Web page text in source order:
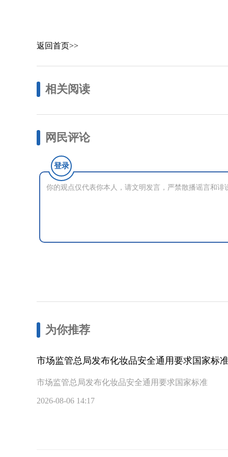
返回首页>>
相关阅读
网民评论
登录
为你推荐
市场监管总局发布化妆品安全通用要求国家标
市场监管总局发布化妆品安全通用要求国家标准
2026-08-06 14:17